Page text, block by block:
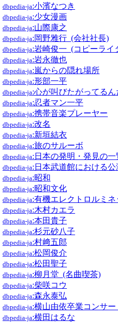
dbpedia-ja:小濱なつき
dbpedia-ja:少女漫画
dbpedia-ja:山際康之
dbpedia-ja:岡野雅行_(会社社長)
dbpedia-ja:岩崎俊一_(コピーライ
dbpedia-ja:岩永徹也
dbpedia-ja:嵐からの隠れ場所
dbpedia-ja:形部一平
dbpedia-ja:心が叫びたがってるん
dbpedia-ja:忍者マン一平
dbpedia-ja:携帯音楽プレーヤー
dbpedia-ja:改名
dbpedia-ja:新垣結衣
dbpedia-ja:旅のサルーボ
dbpedia-ja:日本の発明・発見の一
dbpedia-ja:日本武道館における公
dbpedia-ja:昭和
dbpedia-ja:昭和文化
dbpedia-ja:有機エレクトロルミ
dbpedia-ja:木村カエラ
dbpedia-ja:本田貴子
dbpedia-ja:杉元砂八子
dbpedia-ja:村﨑五郎
dbpedia-ja:松岡俊介
dbpedia-ja:松田聖子
dbpedia-ja:柳月堂_(名曲喫茶)
dbpedia-ja:柴咲コウ
dbpedia-ja:森永泰弘
dbpedia-ja:横山由依卒業コンサ
dbpedia-ja:横田はるな